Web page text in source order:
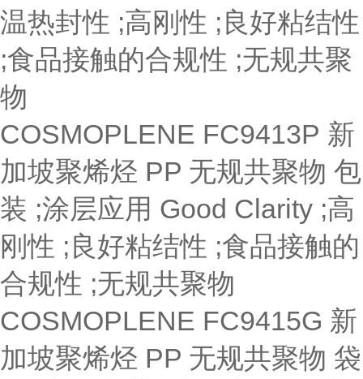
温热封性 ;高刚性 ;良好粘结性
;食品接触的合规性 ;无规共聚
物
COSMOPLENE FC9413P 新
加坡聚烯烃 PP 无规共聚物 包
装 ;涂层应用 Good Clarity ;高
刚性 ;良好粘结性 ;食品接触的
合规性 ;无规共聚物
COSMOPLENE FC9415G 新
加坡聚烯烃 PP 无规共聚物 袋